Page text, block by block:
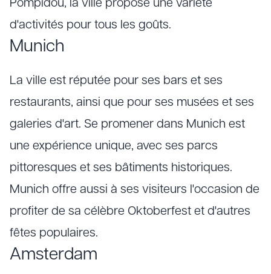
Pompidou, la ville propose une variété
d'activités pour tous les goûts.
Munich
La ville est réputée pour ses bars et ses
restaurants, ainsi que pour ses musées et ses
galeries d'art. Se promener dans Munich est
une expérience unique, avec ses parcs
pittoresques et ses bâtiments historiques.
Munich offre aussi à ses visiteurs l'occasion de
profiter de sa célèbre Oktoberfest et d'autres
fêtes populaires.
Amsterdam